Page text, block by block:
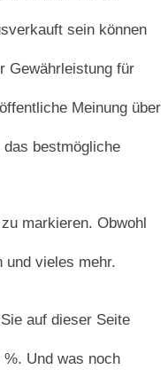
sein können
Gewährleistung für
Meinung über
bestmögliche
markieren. Obwohl
und vieles mehr.
auf dieser Seite
Und was noch